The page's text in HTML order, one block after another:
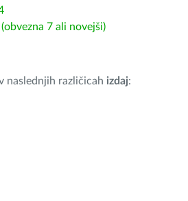
7 ali novejši)
naslednjih različicah izdaj: